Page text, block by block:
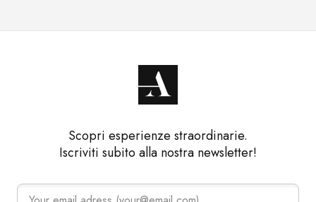
Scopri esperienze straordinarie.
Iscriviti subito alla nostra newsletter!